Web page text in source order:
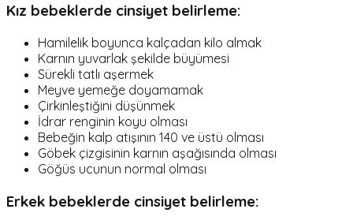
Kız bebeklerde cinsiyet belirleme:
Hamilelik boyunca kalçadan kilo almak
Karnın yuvarlak şekilde büyümesi
Sürekli tatlı aşermek
Meyve yemeğe doyamamak
Çirkinleştiğini düşünmek
İdrar renginin koyu olması
Bebeğin kalp atışının 140 ve üstü olması
Göbek çizgisinin karnın aşağısında olması
Göğüs ucunun normal olması
Erkek bebeklerde cinsiyet belirleme: